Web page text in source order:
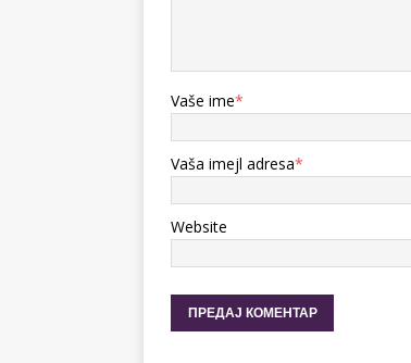
Vaše ime*
Vaša imejl adresa*
Website